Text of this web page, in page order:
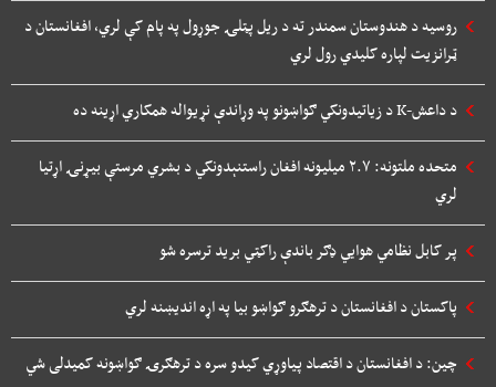
روسیه د هندوستان سمندر ته د ریل پټلۍ جوړول په پام کې لري، افغانستان د
ټرانزیت لپاره کلیدي رول لري
د داعش-K د زیاتیدونکي ګواښونو په وړاندې نړیواله همکاري اړینه ده
متحده ملتونه: ۲.۷ میلیونه افغان راستنېدونکي د بشري مرستې بیړنۍ اړتیا
لري
پر کابل نظامي هوایي ډګر باندې راکټي برید ترسره شو
پاکستان د افغانستان د ترهګرو ګواښو بیا په اړه اندیښنه لري
چین: د افغانستان د اقتصاد پیاوړي کیدو سره د ترهګرۍ ګواښونه کمیدلی شي